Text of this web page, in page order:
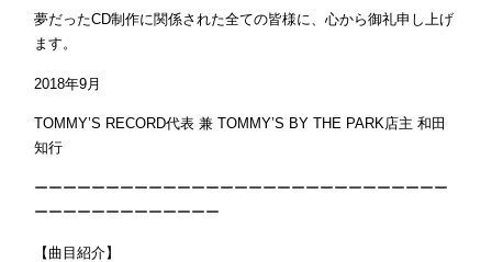
夢だったCD制作に関係された全ての皆様に、心から御礼申し上げ
ます。
2018年9月
TOMMY’S RECORD代表 兼 TOMMY’S BY THE PARK店主 和田
知行
ーーーーーーーーーーーーーーーーーーーーーーーーーーーーー
ーーーーーーーーーーーーー
【曲目紹介】